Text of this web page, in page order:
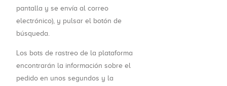
pantalla y se envía al correo
electrónico), y pulsar el botón de
búsqueda.
Los bots de rastreo de la plataforma
encontrarán la información sobre el
pedido en unos segundos y la